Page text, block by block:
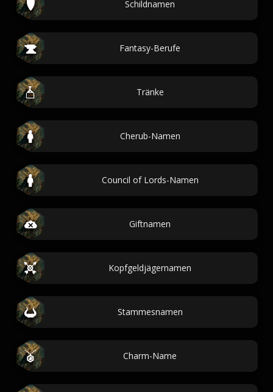
Schildnamen
Fantasy-Berufe
Tränke
Cherub-Namen
Council of Lords-Namen
Giftnamen
Kopfgeldjägernamen
Stammesnamen
Charm-Name